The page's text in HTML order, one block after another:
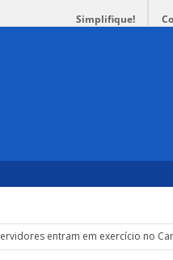
Simplifique!
entram em exercício no